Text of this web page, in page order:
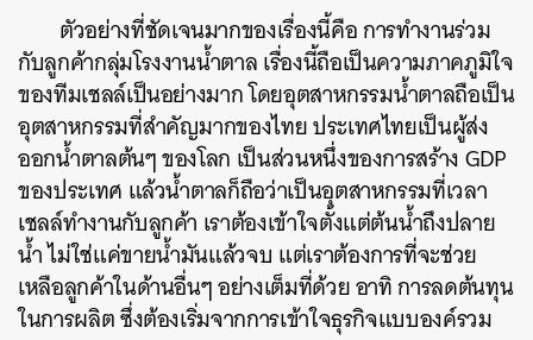
ตัวอย่างที่ชัดเจนมากของเรื่องนี้คือ การทำงานร่วม
กับลูกค้ากลุ่มโรงงานน้ำตาล เรื่องนี้ถือเป็นความภาคภูมิใจ
ของทีมเชลล์เป็นอย่างมาก โดยอุตสาหกรรมน้ำตาลถือเป็น
อุตสาหกรรมที่สำคัญมากของไทย ประเทศไทยเป็นผู้ส่ง
ออกน้ำตาลต้นๆ ของโลก เป็นส่วนหนึ่งของการสร้าง GDP
ของประเทศ แล้วน้ำตาลก็ถือว่าเป็นอุตสาหกรรมที่เวลา
เชลล์ทำงานกับลูกค้า เราต้องเข้าใจตั้งแต่ต้นน้ำถึงปลาย
น้ำ ไม่ใช่แค่ขายน้ำมันแล้วจบ แต่เราต้องการที่จะช่วย
เหลือลูกค้าในด้านอื่นๆ อย่างเต็มที่ด้วย อาทิ การลดต้นทุน
ในการผลิต ซึ่งต้องเริ่มจากการเข้าใจธุรกิจแบบองค์รวม